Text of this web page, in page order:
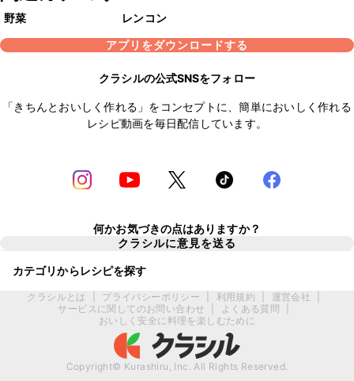
野菜
レンコン
アプリをダウンロードする
クラシルの公式SNSをフォロー
「きちんとおいしく作れる」をコンセプトに、簡単においしく作れる
レシピ動画を毎日配信しています。
何かお気づきの点はありますか？
クラシルに意見を送る
カテゴリからレシピを探す
クラシルとは プライバシーポリシー 利用規約 運営会社
サービスに関してのお問い合わせ
よくある質問
おいしく安全に料理を楽しむために
Copyright© Kurashiru, Inc. All Rights Reserved.